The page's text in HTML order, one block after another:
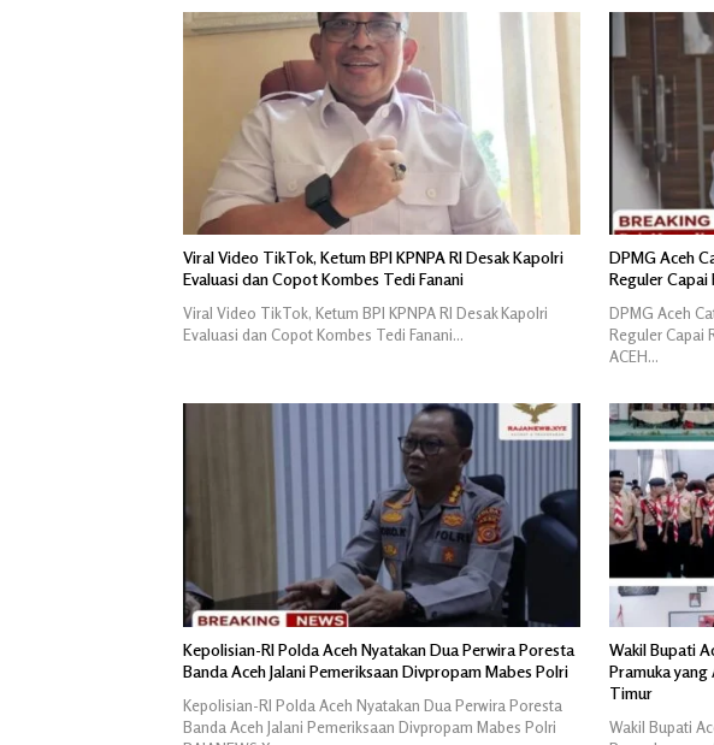
Viral Video TikTok, Ketum BPI KPNPA RI Desak Kapolri
Evaluasi dan Copot Kombes Tedi Fanani
Viral Video TikTok, Ketum BPI KPNPA RI Desak Kapolri
Evaluasi dan Copot Kombes Tedi Fanani…
DPMG Aceh
Reguler Capai
DPMG Aceh
Reguler Capai
ACEH…
Kepolisian-RI Polda Aceh Nyatakan Dua Perwira Poresta
Banda Aceh Jalani Pemeriksaan Divpropam Mabes Polri
Kepolisian-RI Polda Aceh Nyatakan Dua Perwira Poresta
Banda Aceh Jalani Pemeriksaan Divpropam Mabes Polri
Wakil Bupati
Pramuka yang
Timur
Wakil Bupati